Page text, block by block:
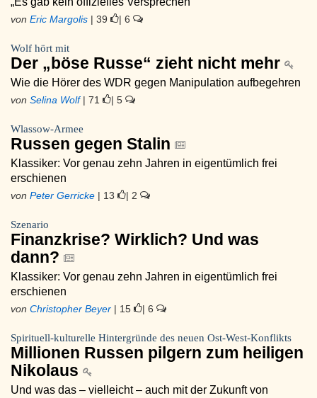
von Eric Margolis | 39 | 6
Wolf hört mit
Der „böse Russe“ zieht nicht mehr
Wie die Hörer des WDR gegen Manipulation aufbegehren
von Selina Wolf| 71 | 5
Wlassow-Armee
Russen gegen Stalin
Klassiker: Vor genau zehn Jahren in eigentümlich frei
erschienen
von Peter Gerricke | 13 | 2
Szenario
Finanzkrise? Wirklich? Und was
dann?
Klassiker: Vor genau zehn Jahren in eigentümlich frei
erschienen
von Christopher Beyer | 15 | 6
Spirituell-kulturelle Hintergründe des neuen Ost-West-Konflikts
Millionen Russen pilgern zum heiligen
Nikolaus
Und was das – vielleicht – auch mit der Zukunft von